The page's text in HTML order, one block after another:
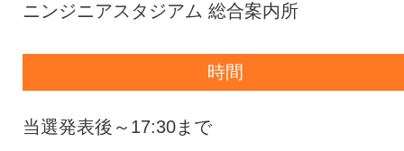
ニンジニアスタジアム 総合案内所
時間
当選発表後～17:30まで